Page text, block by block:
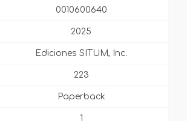
0010600640
2025
Ediciones SITUM, Inc.
223
Paperback
1